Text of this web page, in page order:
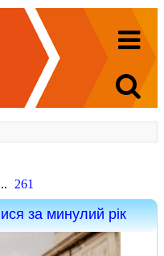
261
за минулий рік